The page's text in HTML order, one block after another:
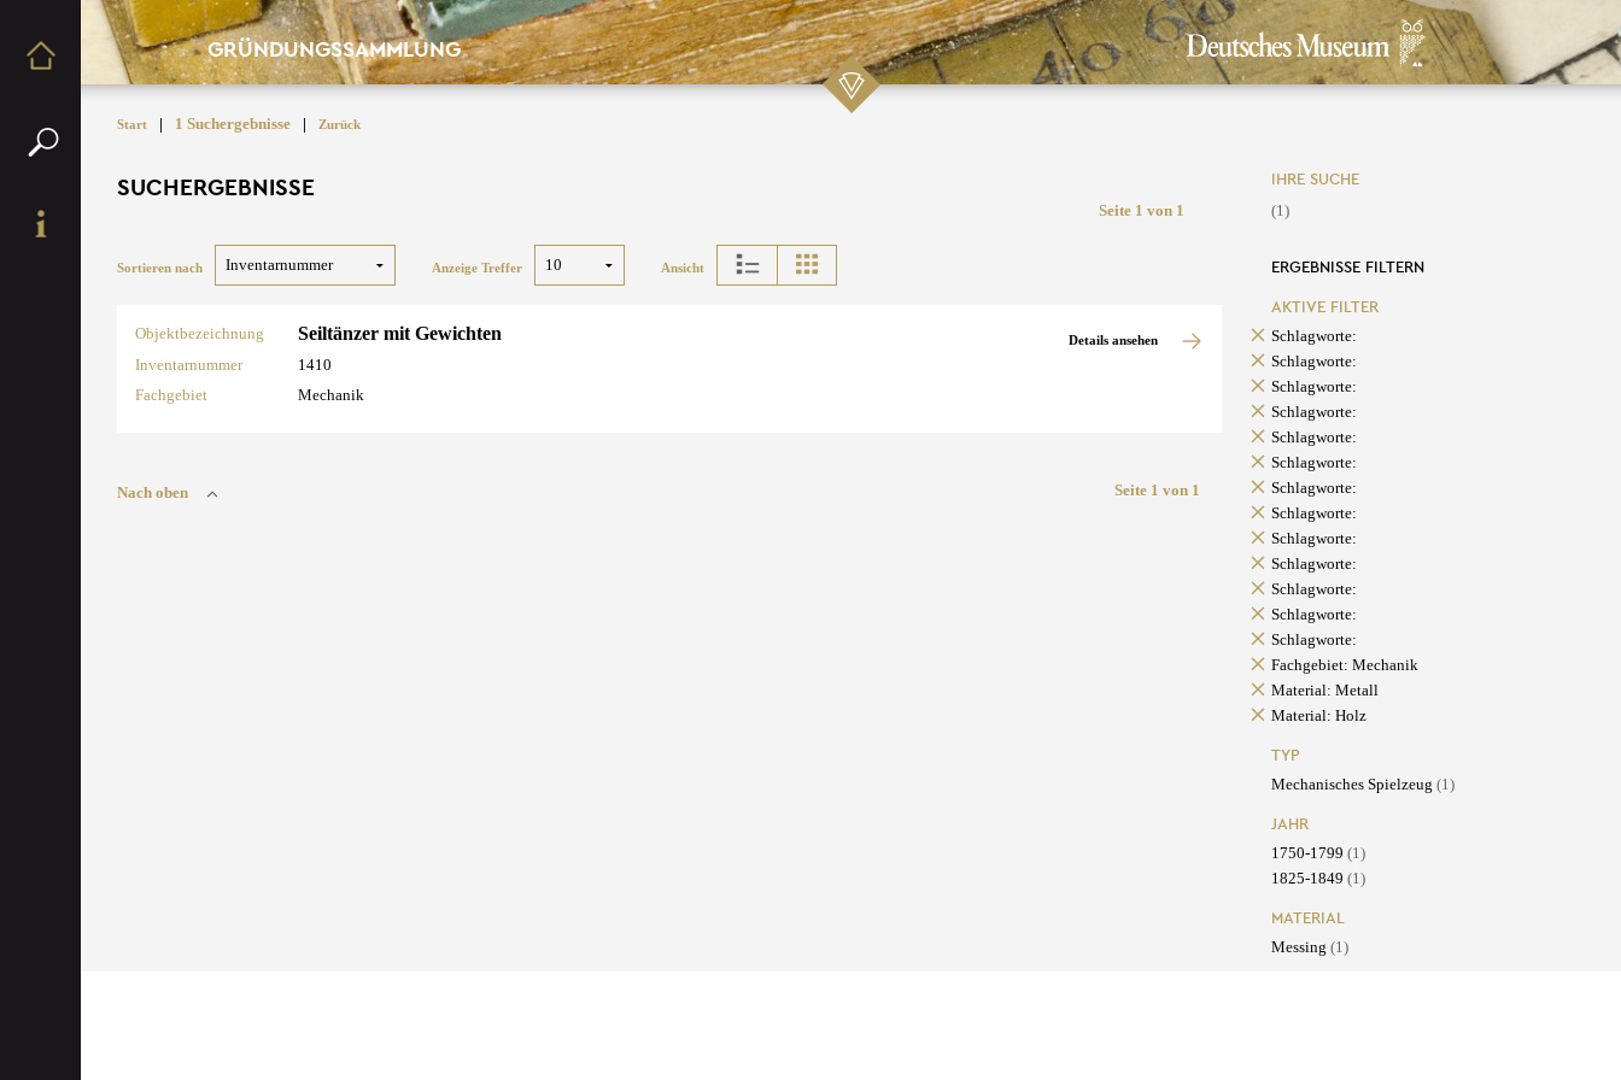
GRÜNDUNGSSAMMLUNG
Start | 1 Suchergebnisse | Zurück
SUCHERGEBNISSE
Seite 1 von 1
Sortieren nach Anzeige Treffer Ansicht
Objektbezeichnung Seiltänzer mit Gewichten
Inventarnummer
1410
Fachgebiet
Mechanik
Details ansehen
Nach oben Seite 1 von 1
IHRE SUCHE
(1)
ERGEBNISSE FILTERN
AKTIVE FILTER
Schlagworte:
Schlagworte:
Schlagworte:
Schlagworte:
Schlagworte:
Schlagworte:
Schlagworte:
Schlagworte:
Schlagworte:
Schlagworte:
Schlagworte:
Schlagworte:
Schlagworte:
Fachgebiet: Mechanik
Material: Metall
Material: Holz
TYP
Mechanisches Spielzeug (1)
JAHR
1750-1799 (1)
1825-1849 (1)
MATERIAL
Messing (1)